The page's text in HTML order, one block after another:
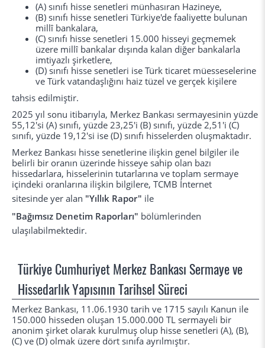
(A) sınıfı hisse senetleri münhasıran Hazineye,
(B) sınıfı hisse senetleri Türkiye'de faaliyette bulunan
millî bankalara,
(C) sınıfı hisse senetleri 15.000 hisseyi geçmemek
üzere millî bankalar dışında kalan diğer bankalarla
imtiyazlı şirketlere,
(D) sınıfı hisse senetleri ise Türk ticaret müesseselerine
ve Türk vatandaşlığını haiz tüzel ve gerçek kişilere
tahsis edilmiştir.
2025 yıl sonu itibarıyla, Merkez Bankası sermayesinin yüzde
55,12'si (A) sınıfı, yüzde 23,25'i (B) sınıfı, yüzde 2,51'i (C)
sınıfı, yüzde 19,12'si ise (D) sınıfı hisselerden oluşmaktadır.
Merkez Bankası hisse senetlerine ilişkin genel bilgiler ile
belirli bir oranın üzerinde hisseye sahip olan bazı
hissedarlara, hisselerinin tutarlarına ve toplam sermaye
içindeki oranlarına ilişkin bilgilere, TCMB İnternet
sitesinde yer alan "Yıllık Rapor" ile
"Bağımsız Denetim Raporları" bölümlerinden
ulaşılabilmektedir.
Türkiye Cumhuriyet Merkez Bankası Sermaye ve
Hissedarlık Yapısının Tarihsel Süreci
Merkez Bankası, 11.06.1930 tarih ve 1715 sayılı Kanun ile
150.000 hisseden oluşan 15.000.000 TL sermayeli bir
anonim şirket olarak kurulmuş olup hisse senetleri (A), (B),
(C) ve (D) olmak üzere dört sınıfa ayrılmıştır.